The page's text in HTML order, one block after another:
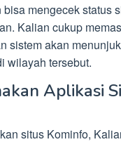
mengecek status
Kalian cukup
sistem akan
wilayah tersebut.
Aplikasi
situs Kominfo,